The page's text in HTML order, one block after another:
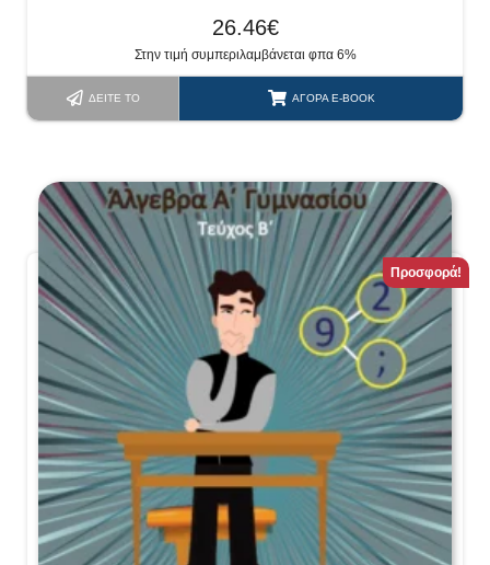
26.46€
Στην τιμή συμπεριλαμβάνεται φπα 6%
ΔΕΊΤΕ ΤΟ ΑΓΟΡΆ E-BOOK
Προσφορά!